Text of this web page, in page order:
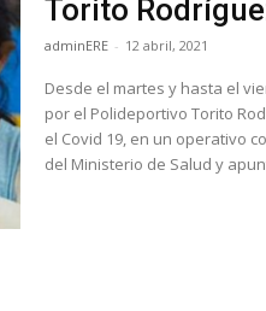
Torito
adminERE - 12 abril, 2021
Desde el martes y hasta el
por el Polideportivo Torito
el Covid 19, en un operativo
del Ministerio de Salud y